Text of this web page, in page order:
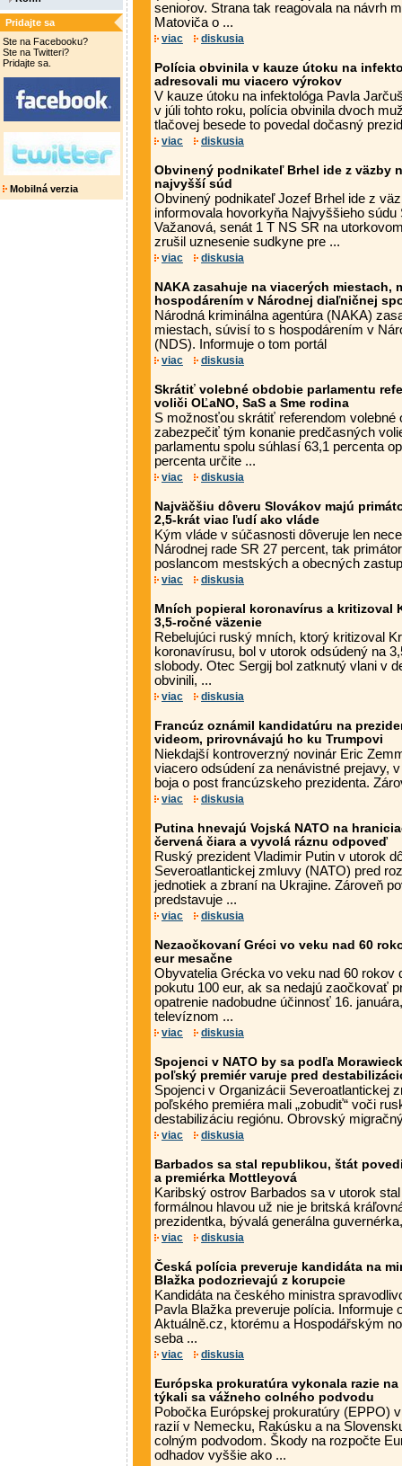
Pridajte sa
Ste na Facebooku?
Ste na Twitteri?
Pridajte sa.
Mobilná verzia
seniorov. Strana tak reagovala na návrh
Matoviča o ...
viac diskusia
Polícia obvinila v kauze útoku na
adresovali mu viacero výrokov
V kauze útoku na infektológa Pavla
v júli tohto roku, polícia obvinila dvoch
tlačovej besede to povedal dočasný
viac diskusia
Obvinený podnikateľ Brhel ide z väzby
najvyšší súd
Obvinený podnikateľ Jozef Brhel ide z
informovala hovorkyňa Najvyššieho súdu
Važanová, senát 1 T NS SR na
zrušil uznesenie sudkyne pre ...
viac diskusia
NAKA zasahuje na viacerých miestach,
hospodárením v Národnej diaľničnej
Národná kriminálna agentúra (NAKA)
miestach, súvisí to s hospodárením v
(NDS). Informuje o tom portál
viac diskusia
Skrátiť volebné obdobie parlamentu
voliči OĽaNO, SaS a Sme rodina
S možnosťou skrátiť referendom volebné
zabezpečiť tým konanie predčasných
parlamentu spolu súhlasí 63,1 percenta
percenta určite ...
viac diskusia
Najväčšiu dôveru Slovákov majú
2,5-krát viac ľudí ako vláde
Kým vláde v súčasnosti dôveruje len
Národnej rade SR 27 percent, tak
poslancom mestských a obecných
viac diskusia
Mních popieral koronavírus a kritizoval
3,5-ročné väzenie
Rebelujúci ruský mních, ktorý kritizoval
koronavírusu, bol v utorok odsúdený na
slobody. Otec Sergij bol zatknutý vlani v
obvinili, ...
viac diskusia
Francúz oznámil kandidatúru na
videom, prirovnávajú ho ku Trumpovi
Niekdajší kontroverzný novinár Eric
viacero odsúdení za nenávistné prejavy,
boja o post francúzskeho prezidenta.
viac diskusia
Putina hnevajú Vojská NATO na
červená čiara a vyvolá ráznu odpoveď
Ruský prezident Vladimir Putin v utorok
Severoatlantickej zmluvy (NATO) pred
jednotiek a zbraní na Ukrajine. Zároveň
predstavuje ...
viac diskusia
Nezaočkovaní Gréci vo veku nad 60
eur mesačne
Obyvatelia Grécka vo veku nad 60 rokov
pokutu 100 eur, ak sa nedajú zaočkovať
opatrenie nadobudne účinnosť 16.
televíznom ...
viac diskusia
Spojenci v NATO by sa podľa
poľský premiér varuje pred
Spojenci v Organizácii Severoatlantickej
poľského premiéra mali „zobudiť“ voči
destabilizáciu regiónu. Obrovský
viac diskusia
Barbados sa stal republikou, štát
a premiérka Mottleyová
Karibský ostrov Barbados sa v utorok
formálnou hlavou už nie je britská
prezidentka, bývalá generálna
viac diskusia
Česká polícia preveruje kandidáta na
Blažka podozrievajú z korupcie
Kandidáta na českého ministra
Pavla Blažka preveruje polícia. Informuje
Aktuálně.cz, ktorému a Hospodářským
seba ...
viac diskusia
Európska prokuratúra vykonala razie
týkali sa vážneho colného podvodu
Pobočka Európskej prokuratúry (EPPO)
razií v Nemecku, Rakúsku a na
colným podvodom. Škody na rozpočte
odhadov vyššie ako ...